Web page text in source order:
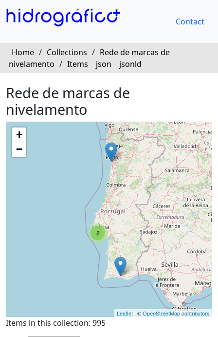
Contact
Home / Collections / Rede de marcas de
nivelamento / Items json jsonld
Rede de marcas de
nivelamento
8
+
−
Leaflet | ©OpenStreetMap contributors
Items in this collection: 995